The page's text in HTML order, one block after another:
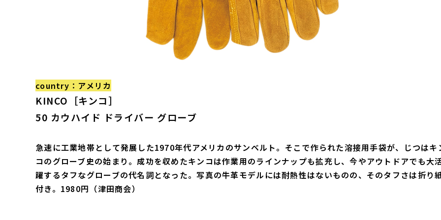
country：アメリカ
KINCO［キンコ］
50 カウハイド ドライバー グローブ
急速に工業地帯として発展した1970年代アメリカのサンベルト。そこで作られた溶接用手袋が、じつはキ
コのグローブ史の始まり。成功を収めたキンコは作業用のラインナップも拡充し、今やアウトドアでも大
躍するタフなグローブの代名詞となった。写真の牛革モデルには耐熱性はないものの、そのタフさは折り
付き。1980円（津田商会）